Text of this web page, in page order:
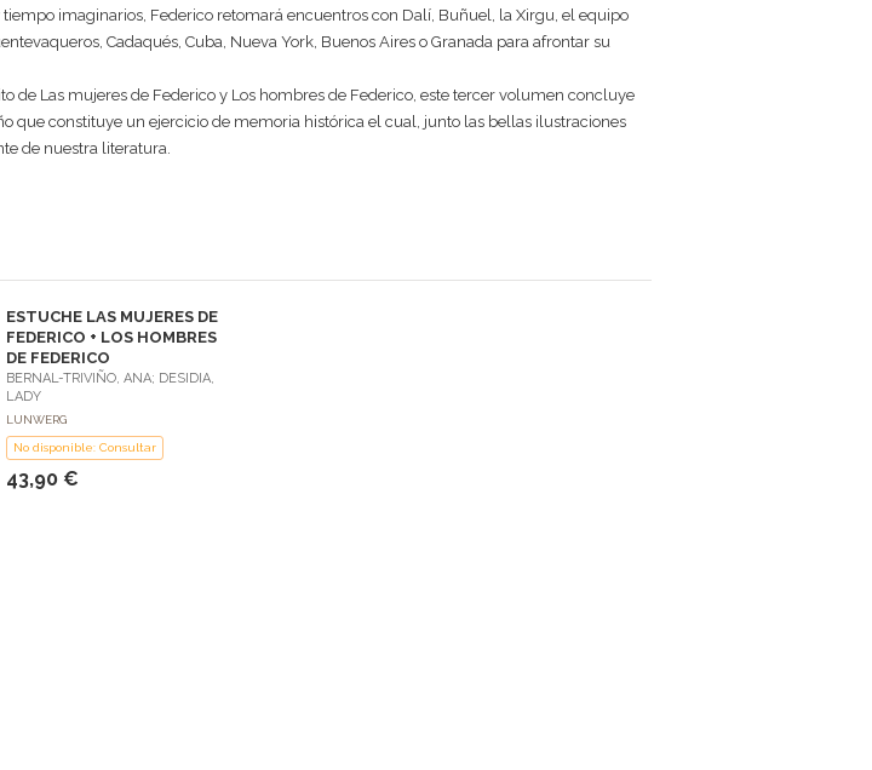
imaginarios, Federico retomará encuentros con Dalí, Buñuel, la Xirgu, el equipo
Cadaqués, Cuba, Nueva York, Buenos Aires o Granada para afrontar su
de Las mujeres de Federico y Los hombres de Federico, este tercer volumen concluye
que constituye un ejercicio de memoria histórica el cual, junto las bellas ilustraciones
de nuestra literatura.
ESTUCHE LAS MUJERES DE
FEDERICO + LOS HOMBRES
DE FEDERICO
BERNAL-TRIVIÑO, ANA; DESIDIA,
LADY
LUNWERG
No disponible: Consultar
43,90 €